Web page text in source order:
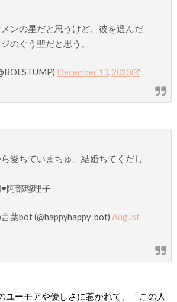
ンの星だと思うけど、彼を選んだ
のぐう聖だと思う。
December 13, 2020
ら愛ちていまちゅ。結婚ちてくだし
阿部瑠理子
葉bot (@happyhappy_bot)August
ユーモアや優しさに惹かれて、「この人